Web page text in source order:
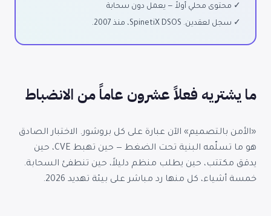
✓ محتوى محلي أولاً — يعمل دون سحابة
✓ سجل لعقدين. SpinetiX DSOS، منذ 2007.
ما يشتريه فعلاً عشرون عاماً من الانضباط
«الأمن بالتصميم» الآن عبارة على كل بروشور. الاختبار الصادق
هو ما تسلّمه البنية تحت الضغط — حين تهبط CVE، حين
يدقق مكتتب، حين يطلب منظم دليلاً، حين تنطفئ السحابة.
خمسة أشياء، كل منها رد مباشر على بيئة تهديد 2026.